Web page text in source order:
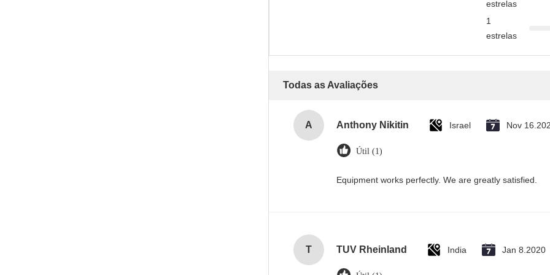
estrelas
1
estrelas
Todas as Avaliações
A Anthony Nikitin Israel Nov
Útil (1)
Equipment works perfectly. We are greatly satisfied.
T TUV Rheinland India Jan 8.2020